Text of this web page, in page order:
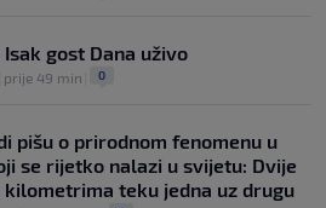
Isak gost Dana uživo
prije 49 min 0
pišu o prirodnom fenomenu u
se rijetko nalazi u svijetu: Dvije
kilometrima teku jedna uz drugu